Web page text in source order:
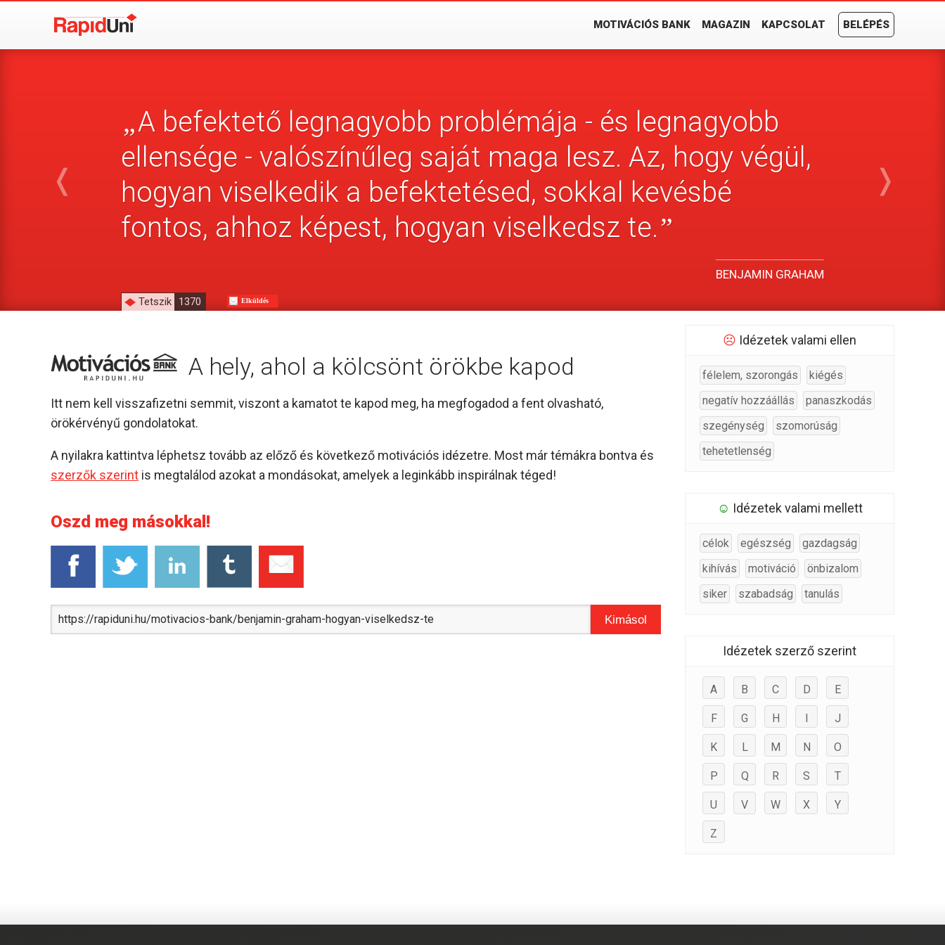
MOTIVÁCIÓS BANK MAGAZIN KAPCSOLAT BELÉPÉS
❬
„A befektető legnagyobb problémája - és legnagyobb
ellensége - valószínűleg saját maga lesz. Az, hogy végül,
hogyan viselkedik a befektetésed, sokkal kevésbé
fontos, ahhoz képest, hogyan viselkedsz te.”
BENJAMIN GRAHAM
❭
Tetszik 1370 Elküldés
A hely, ahol a kölcsönt örökbe kapod
Itt nem kell visszafizetni semmit, viszont a kamatot te kapod meg, ha megfogadod a fent olvasható,
örökérvényű gondolatokat.
A nyilakra kattintva léphetsz tovább az előző és következő motivációs idézetre. Most már témákra bontva és
szerzők szerint is megtalálod azokat a mondásokat, amelyek a leginkább inspirálnak téged!
Oszd meg másokkal!
Kimásol
☹ Idézetek valami ellen
félelem, szorongás
kiégés
negatív hozzáállás
panaszkodás
szegénység
szomorúság
tehetetlenség
☺ Idézetek valami mellett
célok egészség
gazdagság
kihívás
motiváció
önbizalom
siker
szabadság tanulás
Idézetek szerző szerint
A B C D E
F G H I J
K L M N O
P Q R S T
U V W X Y
Z